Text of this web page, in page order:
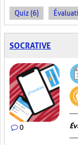
Quiz (6)
SOCRATIVE
0